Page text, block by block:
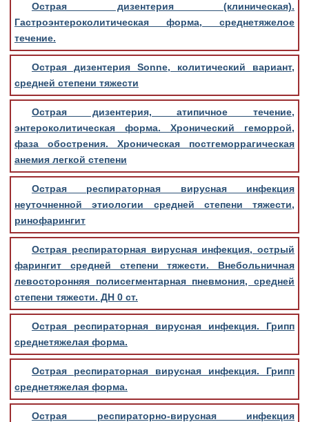
Острая дизентерия (клиническая).
Гастроэнтероколитическая форма, среднетяжелое
течение.
Острая дизентерия Sonne, колитический вариант,
средней степени тяжести
Острая дизентерия, атипичное течение,
энтероколитическая форма. Хронический геморрой,
фаза обострения. Хроническая постгеморрагическая
анемия легкой степени
Острая респираторная вирусная инфекция
неуточненной этиологии средней степени тяжести,
ринофарингит
Острая респираторная вирусная инфекция, острый
фарингит средней степени тяжести. Внебольничная
левосторонняя полисегментарная пневмония, средней
степени тяжести. ДН 0 ст.
Острая респираторная вирусная инфекция. Грипп
среднетяжелая форма.
Острая респираторная вирусная инфекция. Грипп
среднетяжелая форма.
Острая респираторно-вирусная инфекция